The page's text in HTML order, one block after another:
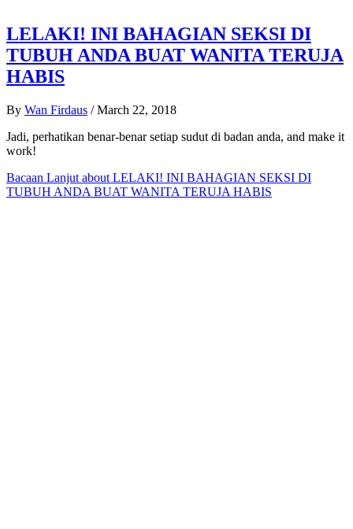
LELAKI! INI BAHAGIAN SEKSI DI
TUBUH ANDA BUAT WANITA TERUJA
HABIS
By Wan Firdaus / March 22, 2018
Jadi, perhatikan benar-benar setiap sudut di badan anda, and make it
work!
Bacaan Lanjut about LELAKI! INI BAHAGIAN SEKSI DI
TUBUH ANDA BUAT WANITA TERUJA HABIS